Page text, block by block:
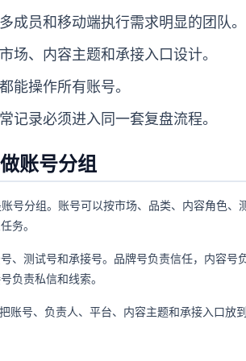
成员和移动端执行需求明显的团队。
场、内容主题和承接入口设计。
能操作所有账号。
记录必须进入同一套复盘流程。
账号分组
号分组。账号可以按市场、品类、内容角色、
务。
、测试号和承接号。品牌号负责信任，内容号
负责私信和线索。
账号、负责人、平台、内容主题和承接入口放